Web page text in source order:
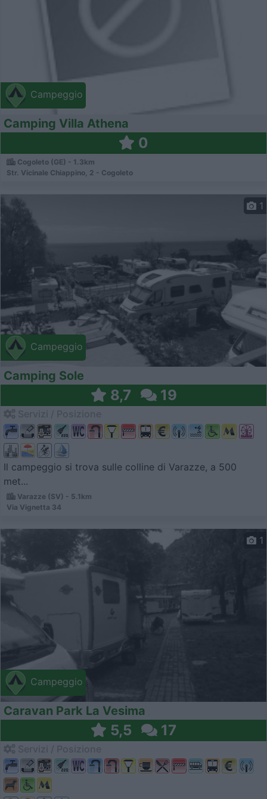
Campeggio
Camping Villa Athena
0
Cogoleto (GE) - 1.3km
Str. Vicinale Chiappino, 2 - Cogoleto
Campeggio
1
Camping Sole
8,7 19
Il campeggio si trova sulle colline di Varazze, a 500
met...
Varazze (SV) - 5.1km
Via Vignetta 34
Campeggio
1
Caravan Park La Vesima
5,5 17